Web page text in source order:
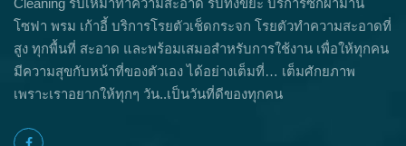
โซฟา พรม เก้าอี้ บริการโรยตัวเช็ดกระจก โรยตัวทำความสะอาดที่
สูง ทุกพื้นที่ สะอาด และพร้อมเสมอสำหรับการใช้งาน เพื่อให้ทุกคน
มีความสุขกับหน้าที่ของตัวเอง ได้อย่างเต็มที่… เต็มศักยภาพ
เพราะเราอยากให้ทุกๆ วัน..เป็นวันที่ดีของทุกคน